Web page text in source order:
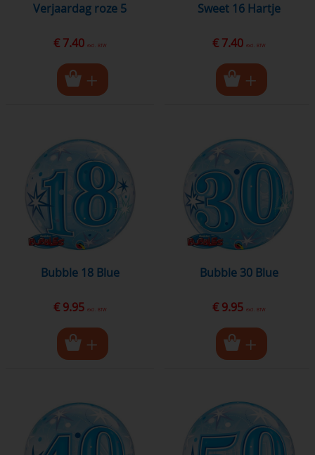
Verjaardag roze 5
€ 7.40 excl. BTW
Sweet 16 Hartje
€ 7.40 excl. BTW
Bubble 18 Blue
€ 9.95 excl. BTW
Bubble 30 Blue
€ 9.95 excl. BTW